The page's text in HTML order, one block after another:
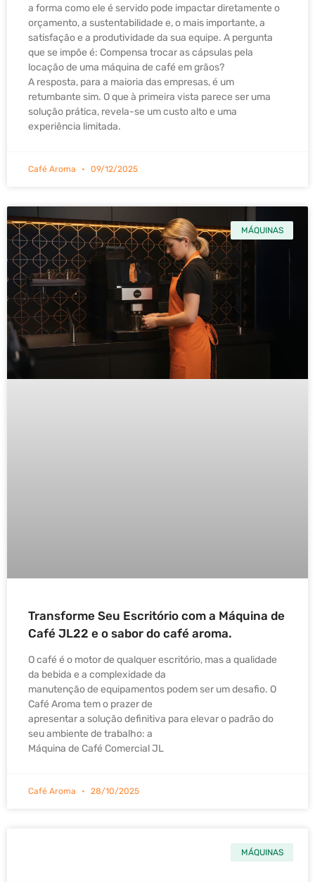
a forma como ele é servido pode impactar diretamente o
orçamento, a sustentabilidade e, o mais importante, a
satisfação e a produtividade da sua equipe. A pergunta
que se impõe é: Compensa trocar as cápsulas pela
locação de uma máquina de café em grãos?
A resposta, para a maioria das empresas, é um
retumbante sim. O que à primeira vista parece ser uma
solução prática, revela-se um custo alto e uma
experiência limitada.
Café Aroma 09/12/2025
MÁQUINAS
Transforme Seu Escritório com a Máquina de
Café JL22 e o sabor do café aroma.
O café é o motor de qualquer escritório, mas a qualidade
da bebida e a complexidade da
manutenção de equipamentos podem ser um desafio. O
Café Aroma tem o prazer de
apresentar a solução definitiva para elevar o padrão do
seu ambiente de trabalho: a
Máquina de Café Comercial JL
Café Aroma 28/10/2025
MÁQUINAS